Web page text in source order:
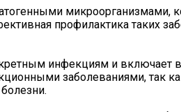
микроорганизмами,
профилактика таких
инфекциям и включает
заболеваниями, так